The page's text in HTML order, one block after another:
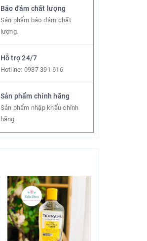
Bảo đảm chất lượng
Sản phẩm bảo đảm chất
lượng.
Hỗ trợ 24/7
Hotline: 0937 391 616
Sản phẩm chính hãng
Sản phẩm nhập khẩu chính
hãng